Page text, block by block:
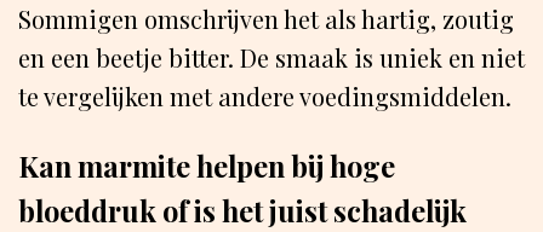
Sommigen omschrijven het als hartig, zoutig
en een beetje bitter. De smaak is uniek en niet
te vergelijken met andere voedingsmiddelen.
Kan marmite helpen bij hoge
bloeddruk of is het juist schadelijk